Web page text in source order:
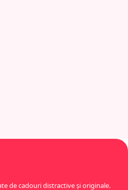
de cadouri distractive și originale.